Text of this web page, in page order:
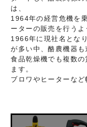
は、
1964年の経営危機を
ーターの販売を行うよ
1966年に現社名とな
が多い中、酪農機器
食品乾燥機でも複数
ます。
ブロワやヒーターなど